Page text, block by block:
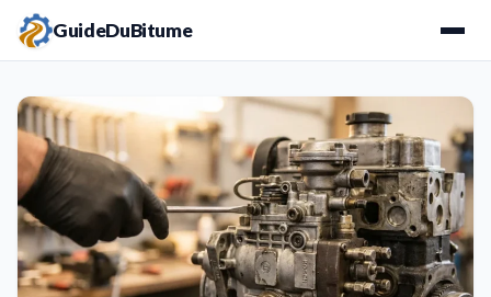
GuideDuBitume